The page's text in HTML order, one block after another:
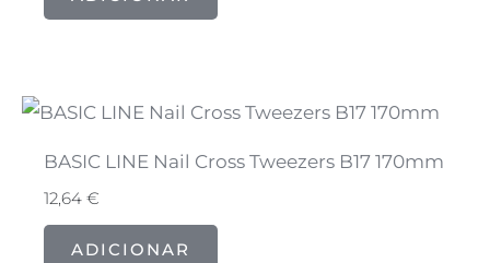
BASIC LINE Nail Cross Tweezers B17 170mm
12,64€
ADICIONAR